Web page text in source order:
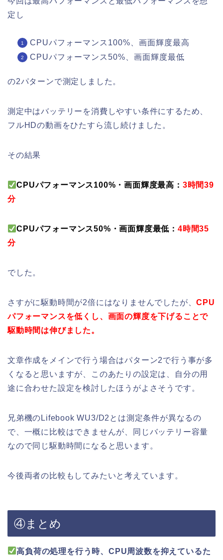
定し
CPUパフォーマンス100%、画面輝度最高
CPUパフォーマンス50%、画面輝度最低
の2パターンで測定しました。
測定中はバッテリーを消費しやすい条件にするため、
フルHDの動画をひたすら流し続けました。
その結果
CPUパフォーマンス100%・画面輝度最高： 3時間39
分
CPUパフォーマンス50%・画面輝度最低：4時間35
分
でした。
さすがに駆動時間が2倍にはなりませんでしたが、CPU
パフォーマンスを低くし、画面の輝度を下げることで
駆動時間は伸びました。
文章作成をメインで行う場合はパターン2で行う事が多
くなると思いますが、このあたりの設定は、自分の用
途に合わせた設定を検討したほうがよさそうです。
兄弟機のLifebook WU3/D2とは測定条件が異なるの
で、一概に比較はできませんが、同じバッテリー容量
なので同じ駆動時間になると思います。
今後両者の比較もしてみたいと考えています。
④まとめ
高負荷の処理を行う時、CPU周波数を抑えているた